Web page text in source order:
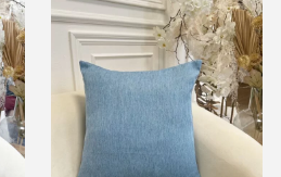
více
variant.
Možnosti
lze
vybrat
na
stránce
produktu